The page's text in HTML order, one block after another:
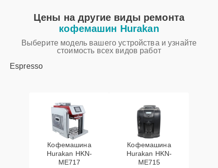
Цены на другие виды ремонта
кофемашин Hurakan
Выберите модель вашего устройства и узнайте
стоимость всех видов работ
Espresso
Кофемашина
Hurakan HKN-
ME717
Кофемашина
Hurakan HKN-
ME715